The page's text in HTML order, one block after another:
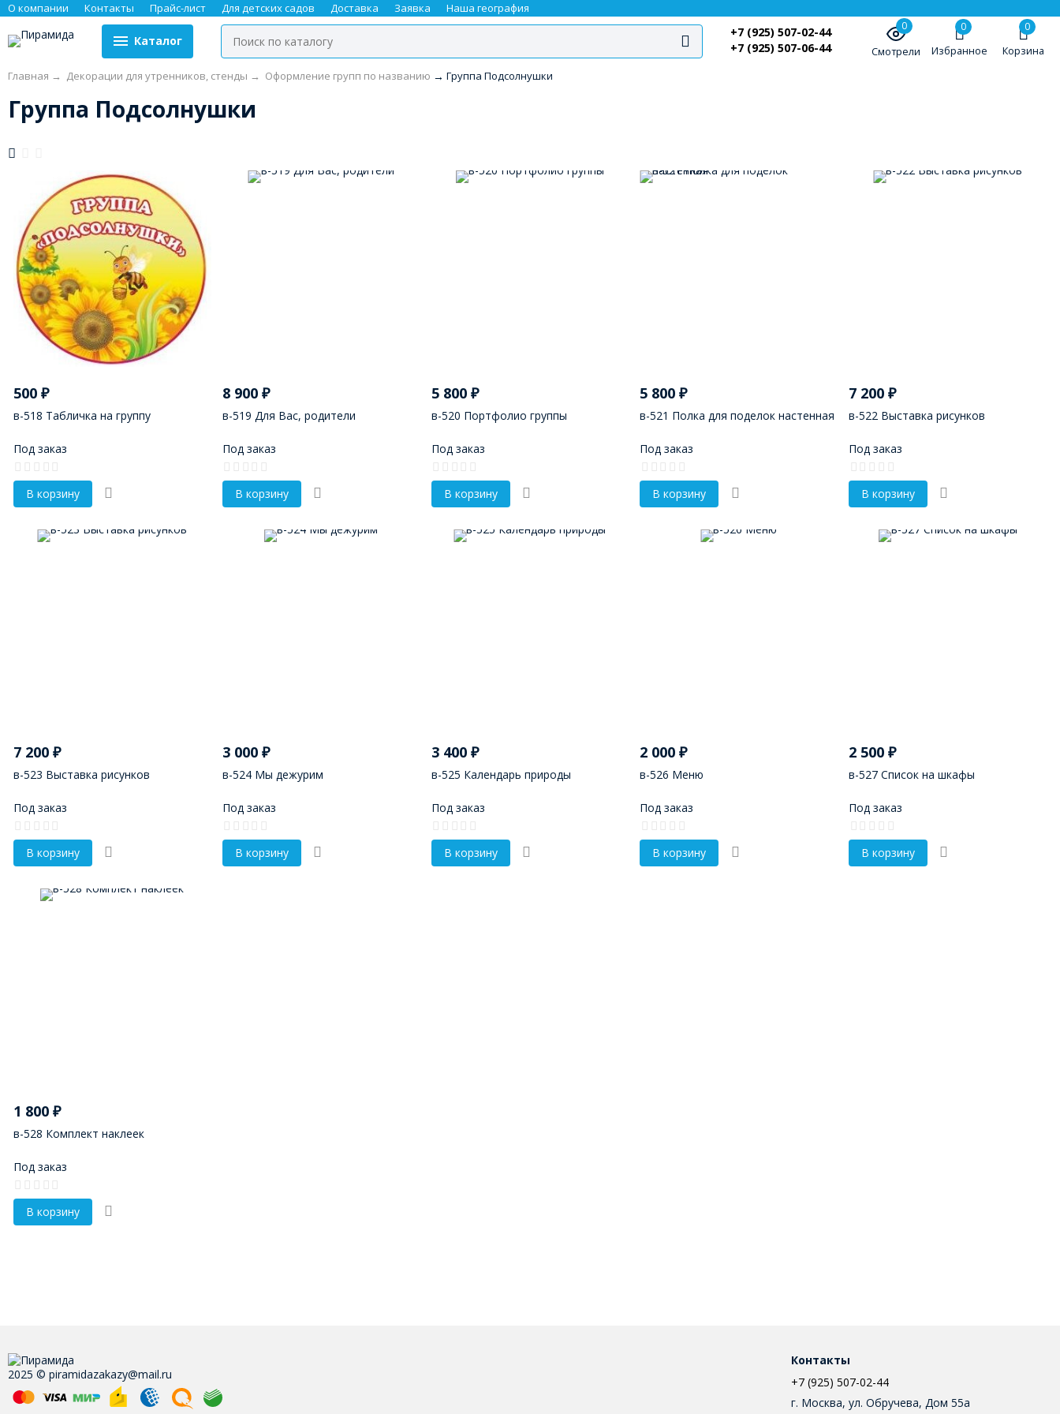
О компании Контакты Прайс-лист Для детских садов Доставка Заявка Наша география
Каталог
+7 (925) 507-02-44
+7 (925) 507-06-44
0
Смотрели
0
Избранное
0
Корзина
Главная → Декорации для утренников, стенды → Оформление групп по названию → Группа Подсолнушки
Группа Подсолнушки
500 ₽
в-518 Табличка на группу
Под заказ
В корзину
8 900 ₽
в-519 Для Вас, родители
Под заказ
В корзину
5 800 ₽
в-520 Портфолио группы
Под заказ
В корзину
5 800₽
в-521 Полка для поделок настенная
Под заказ
В корзину
7 200₽
в-522 Выставка рисунков
Под заказ
В корзину
7 200 ₽
в-523 Выставка рисунков
Под заказ
В корзину
3 000 ₽
в-524 Мы дежурим
Под заказ
В корзину
3 400 ₽
в-525 Календарь природы
Под заказ
В корзину
2 000₽
в-526 Меню
Под заказ
В корзину
2 500₽
в-527 Список на шкафы
Под заказ
В корзину
1 800 ₽
в-528 Комплект наклеек
Под заказ
В корзину
2025 © piramidazakazy@mail.ru
Контакты
+7 (925) 507-02-44
г. Москва, ул. Обручева, Дом 55а